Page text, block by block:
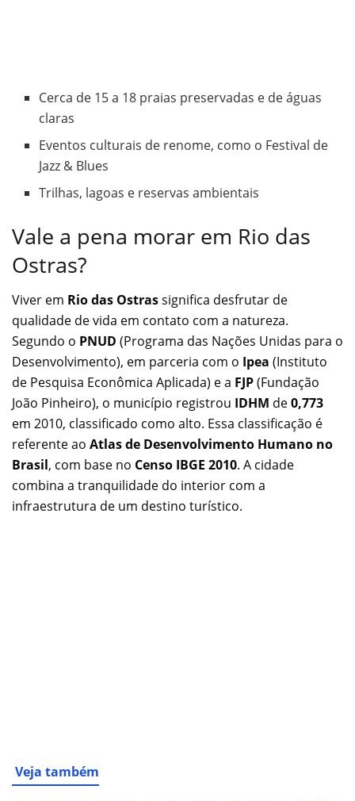
Cerca de 15 a 18 praias preservadas e de águas
claras
Eventos culturais de renome, como o Festival de
Jazz & Blues
Trilhas, lagoas e reservas ambientais
Vale a pena morar em Rio das
Ostras?
Viver em Rio das Ostrassignifica desfrutar de
qualidade de vida em contato com a natureza.
Segundo o PNUD (Programa das Nações Unidas para o
Desenvolvimento), em parceria com o Ipea (Instituto
de Pesquisa Econômica Aplicada) e a FJP(Fundação
João Pinheiro), o município registrou IDHM de0,773
em 2010, classificado como alto. Essa classificação é
referente ao Atlas de Desenvolvimento Humano no
Brasil, com base no Censo IBGE 2010. A cidade
combina a tranquilidade do interior com a
infraestrutura de um destino turístico.
Veja também